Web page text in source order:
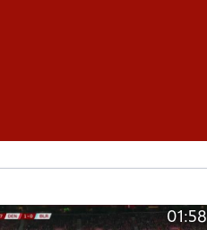
01:58